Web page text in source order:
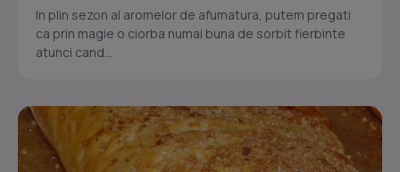
In plin sezon al aromelor de afumatura, putem pregati
ca prin magie o ciorba numai buna de sorbit fierbinte
atunci cand...